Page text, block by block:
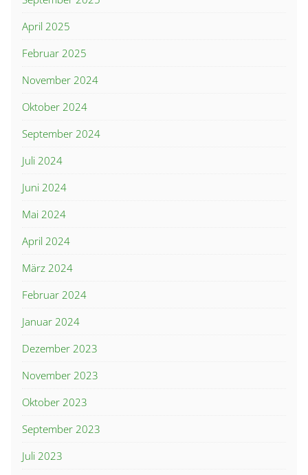
April 2025
Februar 2025
November 2024
Oktober 2024
September 2024
Juli 2024
Juni 2024
Mai 2024
April 2024
März 2024
Februar 2024
Januar 2024
Dezember 2023
November 2023
Oktober 2023
September 2023
Juli 2023